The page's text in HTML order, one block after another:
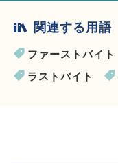
関連する用語
ファーストバイト
ラストバイト